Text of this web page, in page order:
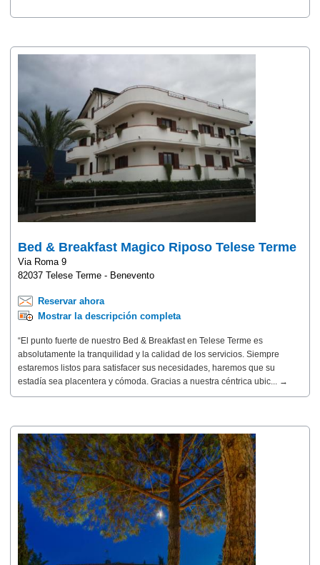
Bed & Breakfast Magico Riposo Telese Terme
Via Roma 9
82037 Telese Terme - Benevento
Reservar ahora
Mostrar la descripción completa
“El punto fuerte de nuestro Bed & Breakfast en Telese Terme es
absolutamente la tranquilidad y la calidad de los servicios. Siempre
estaremos listos para satisfacer sus necesidades, haremos que su
estadía sea placentera y cómoda. Gracias a nuestra céntrica ubic... →